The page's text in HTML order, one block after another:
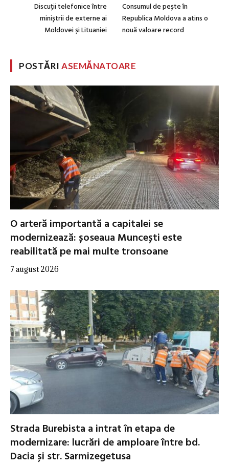
Discuții telefonice între
miniștrii de externe ai
Moldovei și Lituaniei
Consumul de pește în
Republica Moldova a atins o
nouă valoare record
POSTĂRIASEMĂNATOARE
O arteră importantă a capitalei se
modernizează: șoseaua Muncești este
reabilitată pe mai multe tronsoane
7 august 2026
Strada Burebista a intrat în etapa de
modernizare: lucrări de amploare între bd.
Dacia și str. Sarmizegetusa